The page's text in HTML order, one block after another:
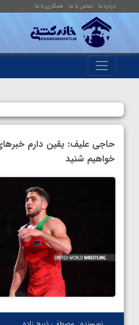
درباره ما تماس با ما همکاری با ما
حاجی علیف: یقین دارم
خواهیم شنید